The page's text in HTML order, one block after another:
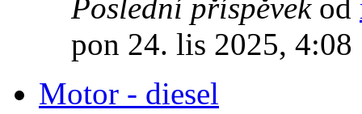
Poslední příspěvekod
pon 24. lis 2025, 4:08
Motor - diesel